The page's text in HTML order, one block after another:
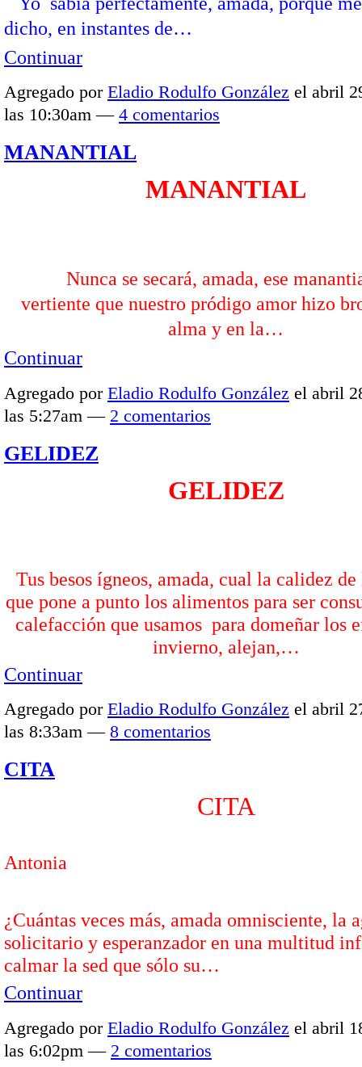
dicho, en instantes de…
Continuar
Agregado por Eladio Rodulfo González el abril
las 10:30am — 4 comentarios
MANANTIAL
MANANTIAL
Nunca se secará, amada, ese
vertiente que nuestro pródigo amor hizo
alma y en la…
Continuar
Agregado por Eladio Rodulfo González el abril
las 5:27am — 2 comentarios
GELIDEZ
GELIDEZ
Tus besos ígneos, amada, cual la calidez
que pone a punto los alimentos para ser
calefacción que usamos para domeñar los
invierno, alejan,…
Continuar
Agregado por Eladio Rodulfo González el abril
las 8:33am — 8 comentarios
CITA
CITA
Antonia
¿Cuántas veces más, amada omnisciente, la
solicitario y esperanzador en una multitud
calmar la sed que sólo su…
Continuar
Agregado por Eladio Rodulfo González el abril
las 6:02pm — 2 comentarios